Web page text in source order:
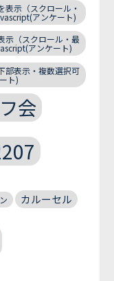
表示（スクロール・
アンケート)
示（スクロール・最
アンケート)
部表示・複数選択可
ト)
会
カルーセル